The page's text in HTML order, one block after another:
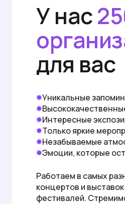
У нас
для вас
Уникальные
Интересные
Только яркие
Незабываемые
Эмоции, которые
Работаем в самых
концертов и
фестивалей.